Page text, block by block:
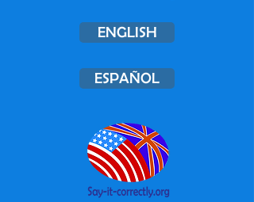
ENGLISH
ESPAÑOL